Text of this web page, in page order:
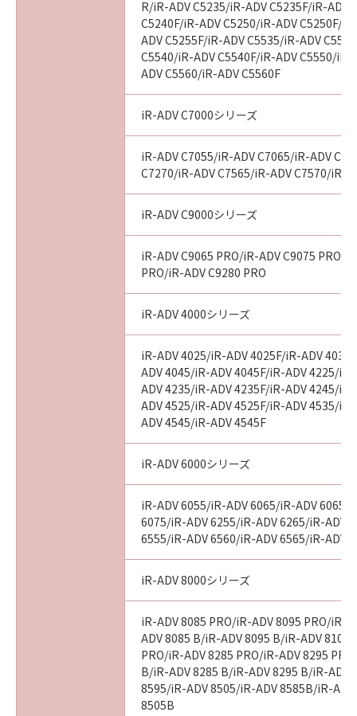
R/iR-ADV C5235/iR-ADV C5235F/iR-ADV
C5240F/iR-ADV C5250/iR-ADV C5250F/
ADV C5255F/iR-ADV C5535/iR-ADV
C5540/iR-ADV C5540F/iR-ADV C5550/iR-
ADV C5560/iR-ADV C5560F
iR-ADV C7000シリーズ
iR-ADV C7055/iR-ADV C7065/iR-ADV
C7270/iR-ADV C7565/iR-ADV C7570/iR-
iR-ADV C9000シリーズ
iR-ADV C9065 PRO/iR-ADV C9075 PRO/
PRO/iR-ADV C9280 PRO
iR-ADV 4000シリーズ
iR-ADV 4025/iR-ADV 4025F/iR-ADV
ADV 4045/iR-ADV 4045F/iR-ADV 4225/
ADV 4235/iR-ADV 4235F/iR-ADV 4245/
ADV 4525/iR-ADV 4525F/iR-ADV 4535/
ADV 4545/iR-ADV 4545F
iR-ADV 6000シリーズ
iR-ADV 6055/iR-ADV 6065/iR-ADV 6065-
6075/iR-ADV 6255/iR-ADV 6265/iR-ADV
6555/iR-ADV 6560/iR-ADV 6565/iR-ADV
iR-ADV 8000シリーズ
iR-ADV 8085 PRO/iR-ADV 8095 PRO/iR-
ADV 8085 B/iR-ADV 8095 B/iR-ADV 8105
PRO/iR-ADV 8285 PRO/iR-ADV 8295
B/iR-ADV 8285 B/iR-ADV 8295 B/iR-ADV
8595/iR-ADV 8505/iR-ADV 8585B/iR-
8505B